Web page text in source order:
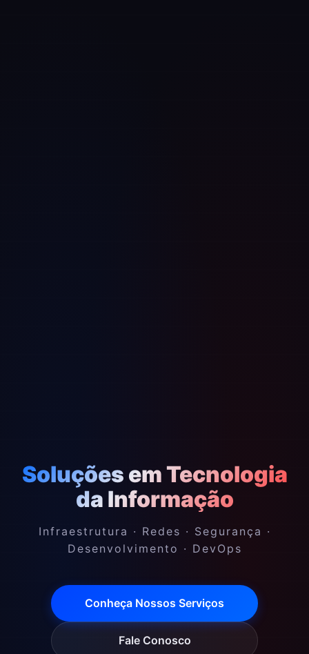
Soluções em Tecnologia
da Informação
Infraestrutura · Redes · Segurança ·
Desenvolvimento · DevOps
Conheça Nossos Serviços
Fale Conosco